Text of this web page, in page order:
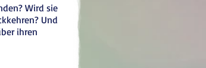
Wird sie
Und
ihren